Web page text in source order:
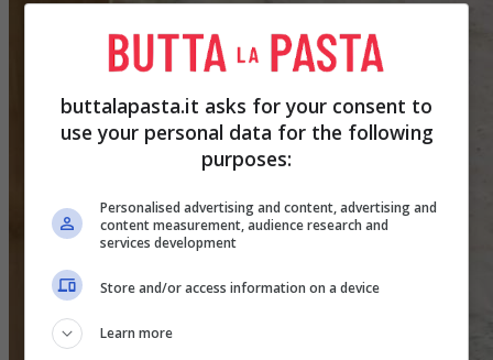
buttalapasta.it asks for your consent to
use your personal data for the following
purposes:
Personalised advertising and content, advertising and
content measurement, audience research and
services development
Store and/or access information on a device
Learn more